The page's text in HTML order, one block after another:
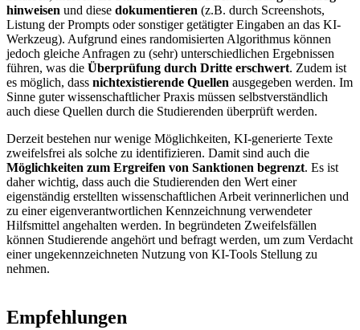
hinweisen und diese dokumentieren (z.B. durch Screenshots,
Listung der Prompts oder sonstiger getätigter Eingaben an das KI-
Werkzeug). Aufgrund eines randomisierten Algorithmus können
jedoch gleiche Anfragen zu (sehr) unterschiedlichen Ergebnissen
führen, was die Überprüfung durch Dritte erschwert. Zudem ist
es möglich, dass nichtexistierende Quellen ausgegeben werden. Im
Sinne guter wissenschaftlicher Praxis müssen selbstverständlich
auch diese Quellen durch die Studierenden überprüft werden.
Derzeit bestehen nur wenige Möglichkeiten, KI-generierte Texte
zweifelsfrei als solche zu identifizieren. Damit sind auch die
Möglichkeiten zum Ergreifen von Sanktionen begrenzt. Es ist
daher wichtig, dass auch die Studierenden den Wert einer
eigenständig erstellten wissenschaftlichen Arbeit verinnerlichen und
zu einer eigenverantwortlichen Kennzeichnung verwendeter
Hilfsmittel angehalten werden. In begründeten Zweifelsfällen
können Studierende angehört und befragt werden, um zum Verdacht
einer ungekennzeichneten Nutzung von KI-Tools Stellung zu
nehmen.
Empfehlungen